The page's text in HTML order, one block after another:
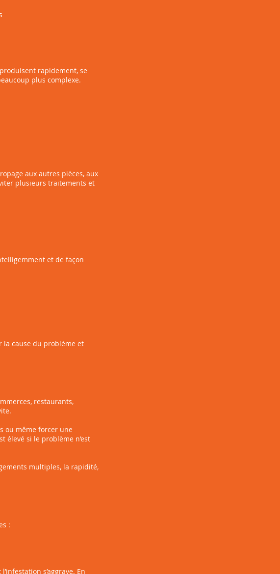
rapidement, se
plus complexe.
aux autres pièces, aux
plusieurs traitements et
et de façon
la cause du problème et
restaurants,
ou même forcer une
élevé si le problème n’est
multiples, la rapidité,
:
s’aggrave. En